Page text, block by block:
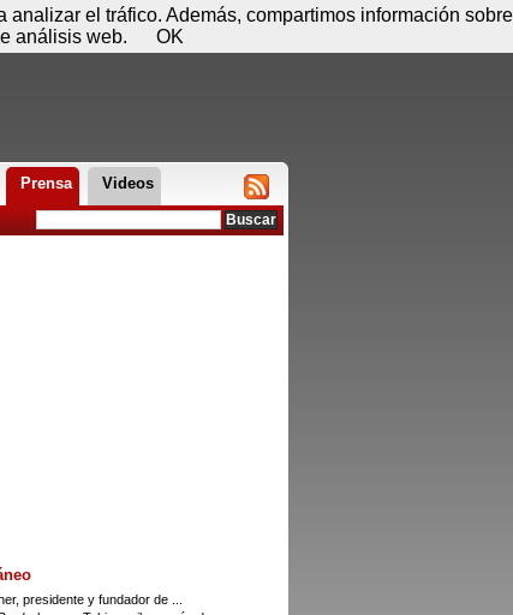
Prensa Videos
presidente y fundador de ...
agosto - 06:31 Registrar Conectar
el tráfico. Además, compartimos información sobre
análisis web.
OK